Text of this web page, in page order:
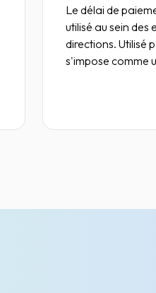
Le délai de
utilisé au sein des
directions. Utilisé
s'impose comme